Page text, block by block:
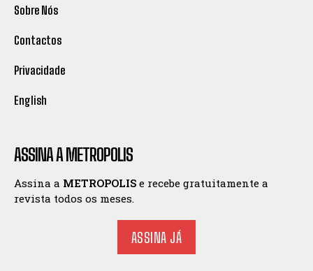
Sobre Nós
Contactos
Privacidade
English
ASSINA A METROPOLIS
Assina a METROPOLIS e recebe gratuitamente a
revista todos os meses.
ASSINA JÁ